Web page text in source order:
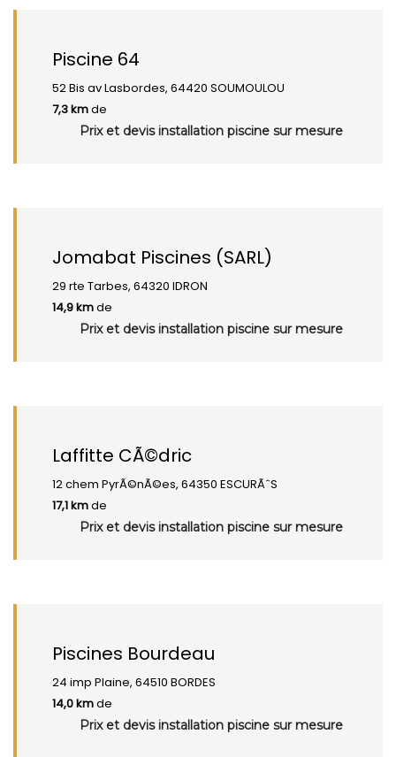
Piscine 64
52 Bis av Lasbordes, 64420 SOUMOULOU
7,3 kmde
Prix et devis installation piscine sur mesure
Jomabat Piscines (SARL)
29 rte Tarbes, 64320 IDRON
14,9 kmde
Prix et devis installation piscine sur mesure
Laffitte CÃ©dric
12 chem PyrÃ©nÃ©es, 64350 ESCURÃˆS
17,1 kmde
Prix et devis installation piscine sur mesure
Piscines Bourdeau
24 imp Plaine, 64510 BORDES
14,0 kmde
Prix et devis installation piscine sur mesure